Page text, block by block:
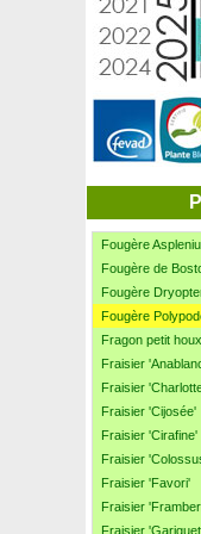
Figuier 'Noire de
Figuier 'Violette
Filaire à feuilles
Filao, Pin
Flamboyant
Forsythia blanc
Forsythia
Forsythia rose
Fougère
Fougère
Fougère de
Fougère
Fougère
Fragon petit houx
Fraisier
Fraisier
Fraisier 'Cijosée'
Fraisier 'Cirafine'
Fraisier
Fraisier 'Favori'
Fraisier
Fraisier